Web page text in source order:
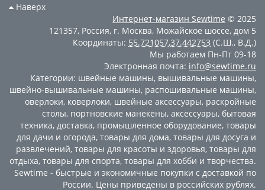
Наверх
Интернет-магазин Sewtime © 2025
121357, Россия, г. Москва, Можайское шоссе, дом 5
Координаты: 55.721057,37.442753 (С.Ш., В.Д.)
Мы работаем Пн-Пт 09-18
Электронная почта: info@sewtime.ru
Категории: швейные машины, вышивальные машины,
швейно-вышивальные машины, распошивальные машины,
оверлоки, коверлоки, швейные аксессуары, раскройные
столы, портновские манекены, аксессуары, бытовая
техника, доставка, промышленное оборудование, товары
для дачи и огорода, товары для дома, товары для досуга и
развлечений, товары для красоты и здоровья, товары для
отдыха, товары для спорта, товары для хобби и творчества.
Sewtime - быстрые и экономичные покупки с доставкой по
России. Цены приведены в российских рублях.